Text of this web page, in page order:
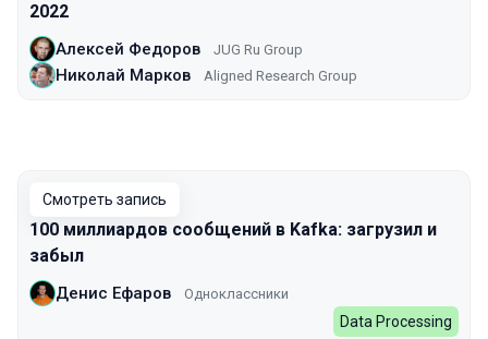
2022
Алексей Федоров JUG Ru Group
Николай Марков Aligned Research Group
Смотреть запись
100 миллиардов сообщений в Kafka: загрузил и
забыл
Денис Ефаров Одноклассники
Data Processing